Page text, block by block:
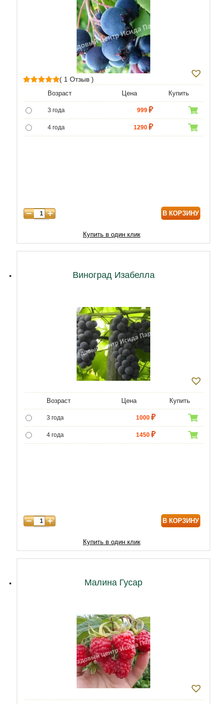
Рейтинг
5.00из 5 на
основе
пользователя
( 1 Отзыв )
Возраст Цена Купить
3 года 999
4 года 1290
В КОРЗИНУ
Купить в один клик
Виноград Изабелла
Возраст Цена Купить
3 года 1000
4 года 1450
В КОРЗИНУ
Купить в один клик
Малина Гусар